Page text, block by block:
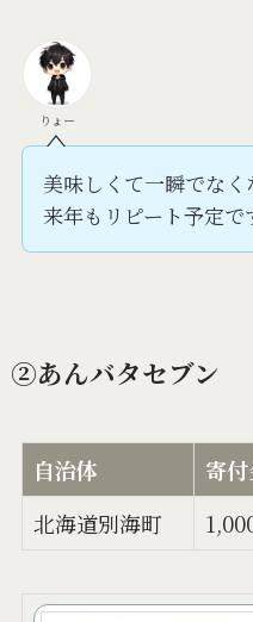
りょー
美味しくて一瞬でな
来年もリピート予定で
②あんバタセブン
自治体 寄
北海道別海町